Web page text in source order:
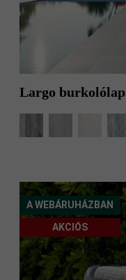
kvarcit árnyalt
kőszürke árnyalt
nemeszúzalék
gránitszürke
nemeszúzalékos
gyöngyszürke-
fekete
nemeszúzalékos
ófehér-fekete
Largo burkolólap
A WEBÁRUHÁZBAN
AKCIÓS